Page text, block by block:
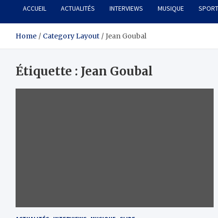
ACCUEIL ACTUALITÉS INTERVIEWS MUSIQUE SPORT
Home Category Layout Jean Goubal
Étiquette : Jean Goubal